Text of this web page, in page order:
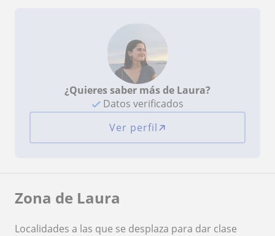
¿Quieres saber más de Laura?
Datos verificados
Ver perfil
Zona de Laura
Localidades a las que se desplaza para dar clase